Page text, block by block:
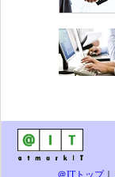
＠ITトップ｜